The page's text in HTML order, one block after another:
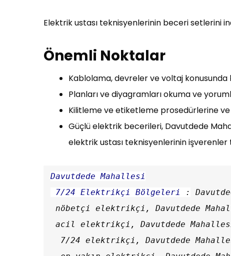
Elektrik ustası teknisyenlerinin beceri setlerini
Önemli Noktalar
Kablolama, devreler ve voltaj konusunda
Planları ve diyagramları okuma ve
Kilitleme ve etiketleme prosedürlerine ve
Güçlü elektrik becerileri, Davutdede
elektrik ustası teknisyenlerinin işverenler
Davutdede Mahallesi
7/24 Elektrikçi Bölgeleri
:
7/24 elektrikçi, Davutdede